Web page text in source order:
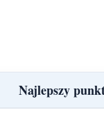
Najlepszy